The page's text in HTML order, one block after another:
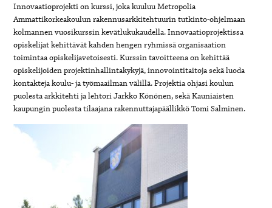
Innovaatioprojekti on kurssi, joka kuuluu Metropolia
Ammattikorkeakoulun rakennusarkkitehtuurin tutkinto-ohjelmaan
kolmannen vuosikurssin kevätlukukaudella. Innovaatioprojektissa
opiskelijat kehittävät kahden hengen ryhmissä organisaation
toimintaa opiskelijavetoisesti. Kurssin tavoitteena on kehittää
opiskelijoiden projektinhallintakykyjä, innovointitaitoja sekä luoda
kontakteja koulu- ja työmaailman välillä. Projektia ohjasi koulun
puolesta arkkitehti ja lehtori Jarkko Könönen, sekä Kauniaisten
kaupungin puolesta tilaajana rakennuttajapäällikkö Tomi Salminen.